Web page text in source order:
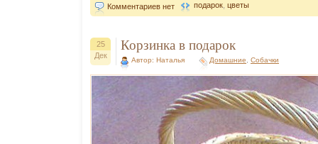
Комментариев нет подарок цветы
25
Дек
Корзинка в подарок
Автор: Наталья Домашние Собачки